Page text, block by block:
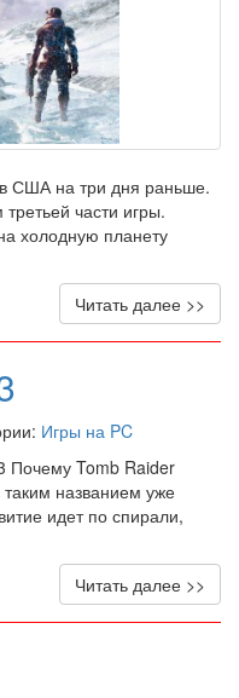
США на три дня раньше.
части игры.
холодную планету
Читать далее >>
Игры на PC
Почему Tomb Raider
названием уже
идет по спирали,
Читать далее >>